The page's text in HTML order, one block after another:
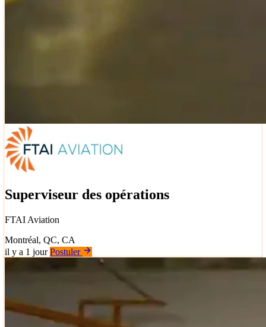
Superviseur des opérations
FTAI Aviation
Montréal, QC, CA
il y a 1 jour Postuler